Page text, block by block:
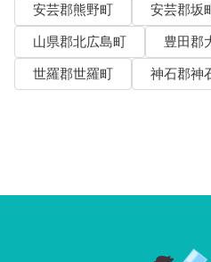
安芸郡熊野町
安芸郡坂
山県郡北広島町
豊田郡
世羅郡世羅町
神石郡神